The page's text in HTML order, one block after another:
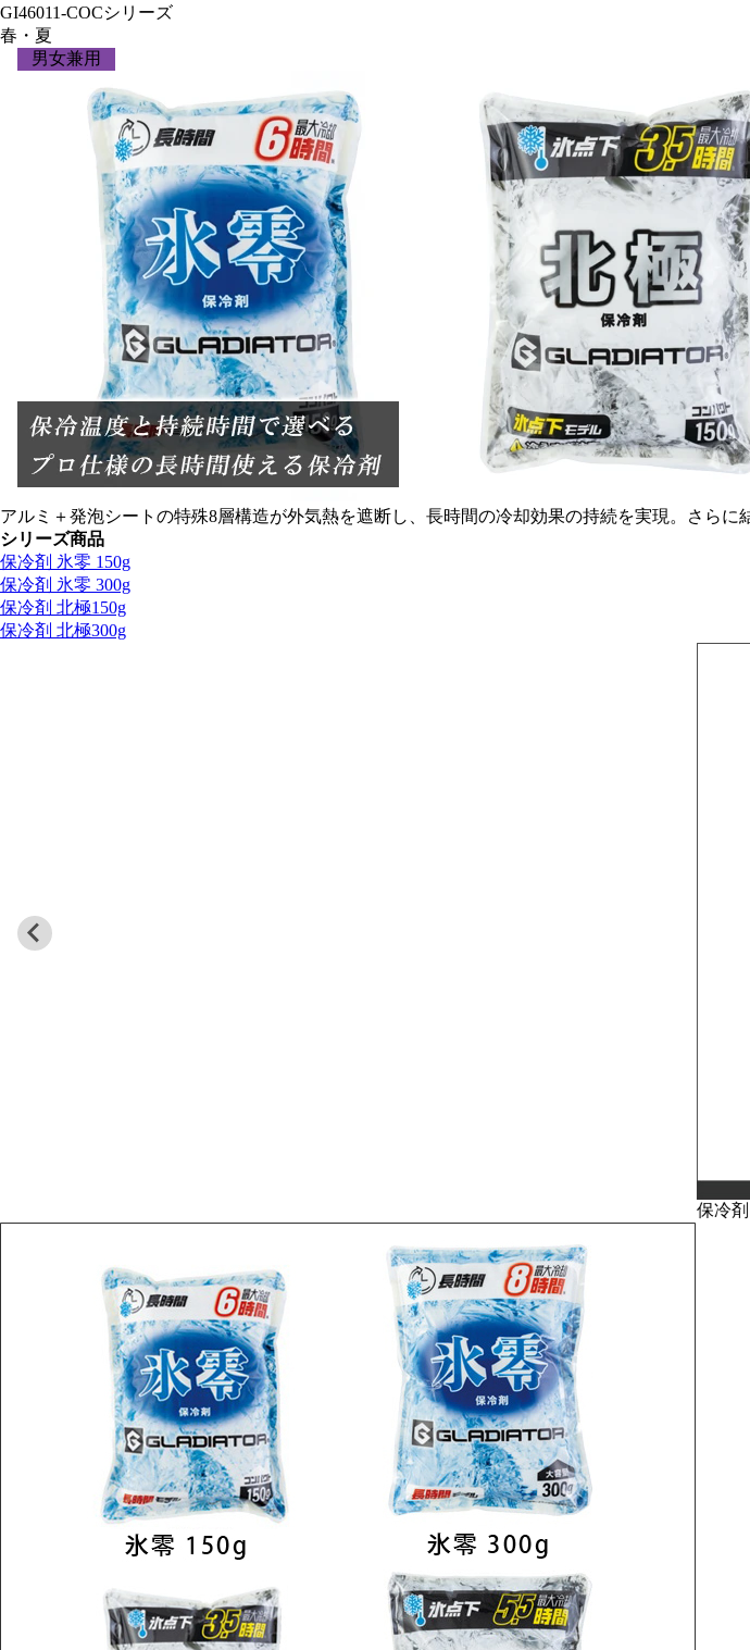
GI46011-COCシリーズ
春・夏
男女兼用
アルミ＋発泡シートの特殊8層構造が外気熱を遮断し、長時間の冷却効果の持続を実現。さらに
シリーズ商品
保冷剤 氷零 150g
保冷剤 氷零 300g
保冷剤 北極150g
保冷剤 北極300g